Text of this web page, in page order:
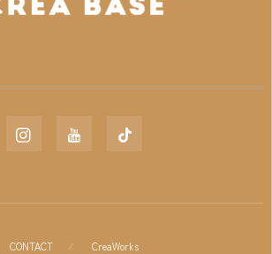
CONTACT CreaWorks